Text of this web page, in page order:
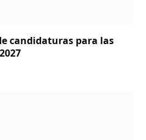
candidaturas para las